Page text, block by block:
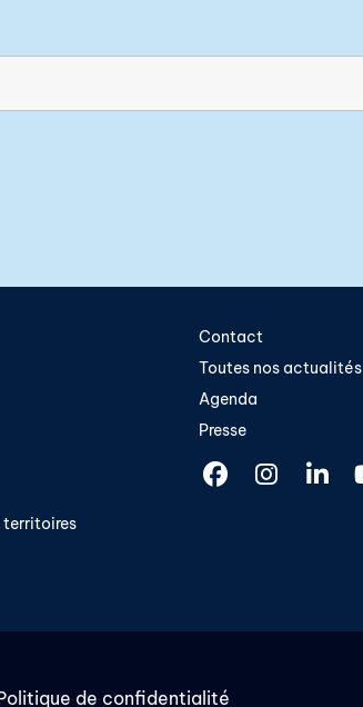
territoires​
Contact
Toutes nos actualités
Agenda
Presse
de confidentialité